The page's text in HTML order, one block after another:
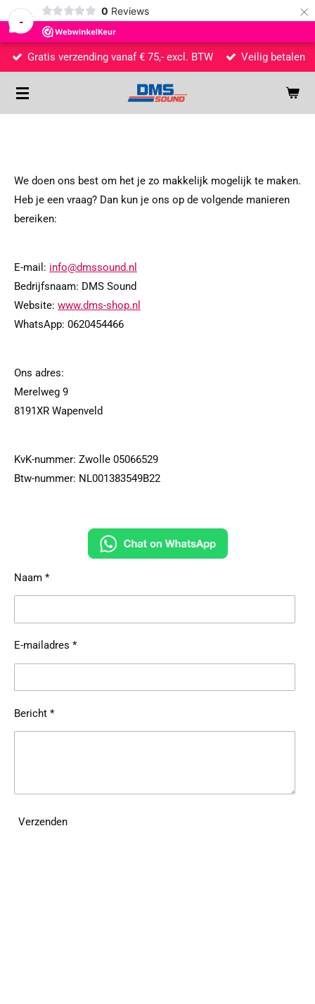
-
0 Reviews ×
Gratis verzending vanaf € 75,- excl. BTW Veilig betalen
We doen ons best om het je zo makkelijk mogelijk te maken.
Heb je een vraag? Dan kun je ons op de volgende manieren
bereiken:
E-mail: info@dmssound.nl
Bedrijfsnaam: DMS Sound
Website: www.dms-shop.nl
WhatsApp: 0620454466
Ons adres:
Merelweg 9
8191XR Wapenveld
KvK-nummer: Zwolle 05066529
Btw-nummer: NL001383549B22
Naam *
E-mailadres *
Bericht *
Verzenden